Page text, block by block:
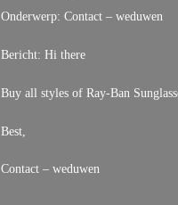
Onderwerp: Contact – weduwen
Bericht: Hi there
Buy all styles of Ray-Ban
Best,
Contact – weduwen